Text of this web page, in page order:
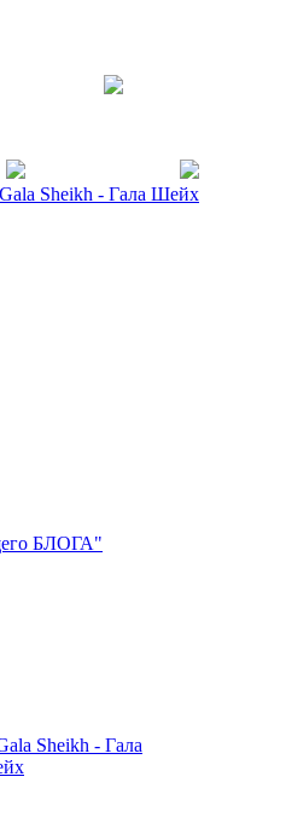
БЛОГА"